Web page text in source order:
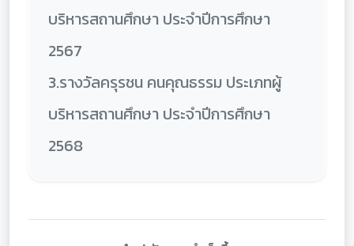
บริหารสถานศึกษา ประจำปีการศึกษา
2567
3.รางวัลครุรชน คนคุณธรรม ประเภทผู้
บริหารสถานศึกษา ประจำปีการศึกษา
2568